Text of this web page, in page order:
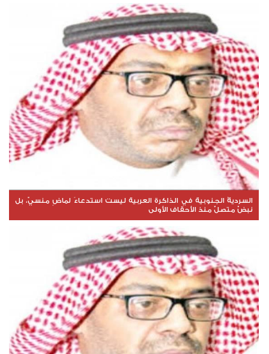
السرديةُ الجنوبية في الذاكرة العربية ليست استدعاءً لماضٍ منسيّ، بل
نبضٌ متصلٌ منذ الأحقاف الأولى